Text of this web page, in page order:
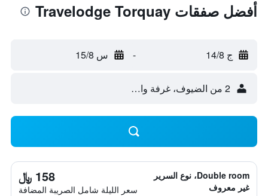
أفضل صفقات Travelodge Torquay
ج 14/8 - س 15/8
2 من الضيوف، غرفة واحدة
Double room، نوع السرير
غير معروف
158 ﷼
سعر الليلة شامل الصريبة المضافة